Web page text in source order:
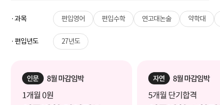
· 과목 편입영어 편입수학 연고대논술 약학대
· 편입년도 27년도